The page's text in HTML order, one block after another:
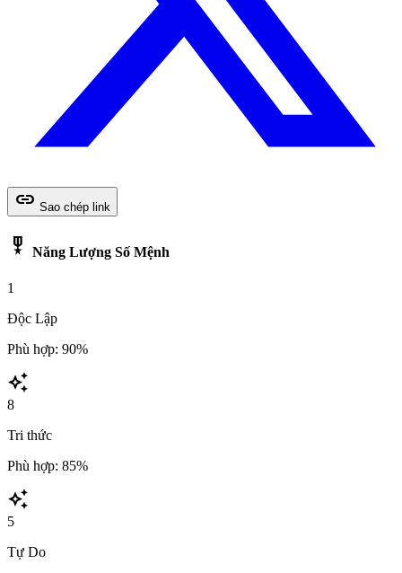
link Sao chép link
military_tech Năng Lượng Số Mệnh
1
Độc Lập
Phù hợp: 90%
auto_awesome
8
Tri thức
Phù hợp: 85%
auto_awesome
5
Tự Do